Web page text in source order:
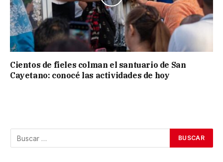
Cientos de fieles colman el santuario de San
Cayetano: conocé las actividades de hoy